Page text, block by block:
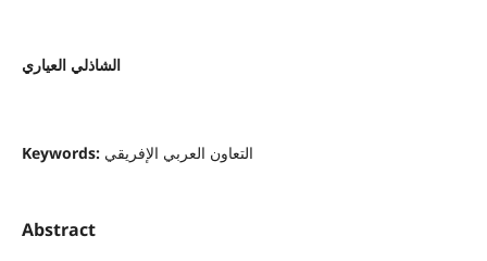
الشاذلي العياري
Keywords: التعاون العربي الإفريقي
Abstract